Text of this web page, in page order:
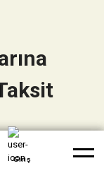
Yardım
Giriş